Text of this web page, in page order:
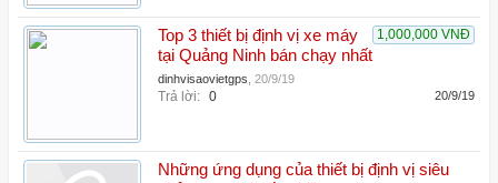
1,000,000 VNĐ
Top 3 thiết bị định vị xe máy
tại Quảng Ninh bán chạy nhất
dinhvisaovietgps 20/9/19
Trả lời: 0 20/9/19
Những ứng dụng của thiết bị định vị siêu